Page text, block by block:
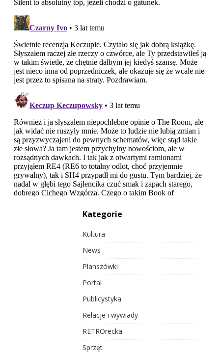
Kategorie
Kultura
News
Planszówki
Portal
Publicystyka
Relacje i wywiady
RETROrecka
Sprzęt